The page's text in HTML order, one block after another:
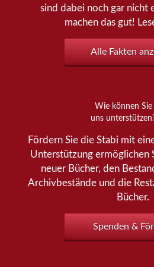
sind dabei noch gar nicht
machen das gut!
Alle Fakten
Wie können Sie
uns
Fördern Sie die Stabi mit
Unterstützung ermöglichen
neuer Bücher, den
Archivbestände und die
Bücher.
Spenden &